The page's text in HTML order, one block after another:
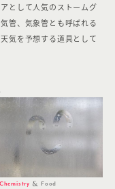
として人気のストームグ
管、気象管とも呼ばれる
気を予想する道具として
Chemistry Food